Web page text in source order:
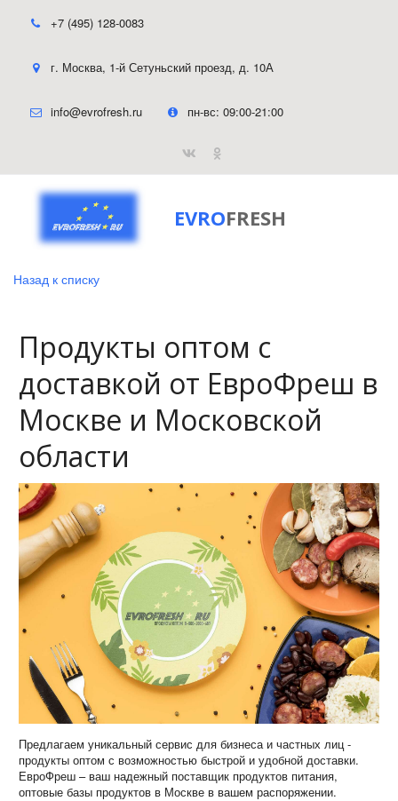
+7 (495) 128-0083
г. Москва, 1-й Сетуньский проезд, д. 10А
info@evrofresh.ru пн-вс: 09:00-21:00
EVROFRESH
Назад к списку
Продукты оптом с
доставкой от ЕвроФреш в
Москве и Московской
области
Предлагаем уникальный сервис для бизнеса и частных лиц -
продукты оптом с возможностью быстрой и удобной доставки.
ЕвроФреш – ваш надежный поставщик продуктов питания,
оптовые базы продуктов в Москве в вашем распоряжении.